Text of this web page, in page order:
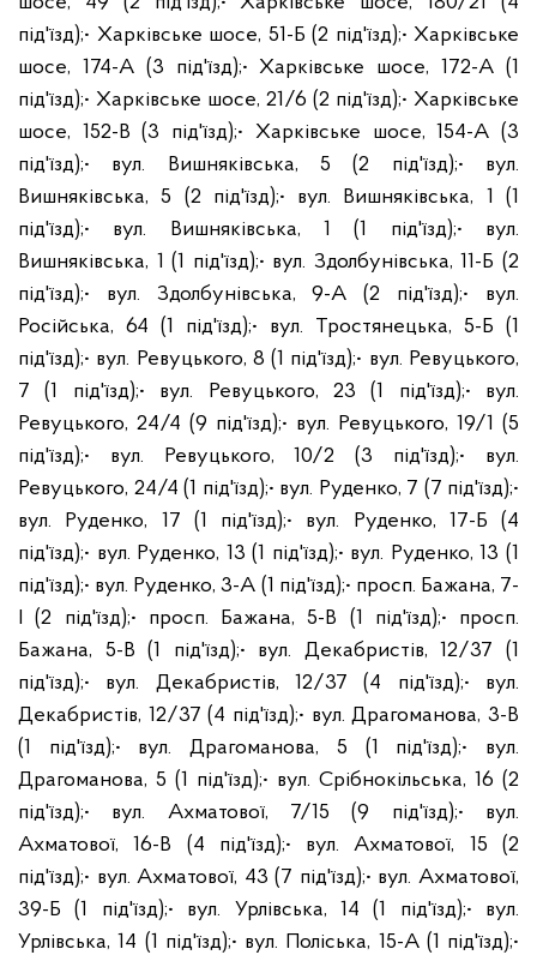
під'їзд);• Харківське шосе, 51-Б (2 під'їзд);• Харківське
шосе, 174-А (3 під'їзд);• Харківське шосе, 172-А (1
під'їзд);• Харківське шосе, 21/6 (2 під'їзд);• Харківське
шосе, 152-В (3 під'їзд);• Харківське шосе, 154-А (3
під'їзд);• вул. Вишняківська, 5 (2 під'їзд);• вул.
Вишняківська, 5 (2 під'їзд);• вул. Вишняківська, 1 (1
під'їзд);• вул. Вишняківська, 1 (1 під'їзд);• вул.
Вишняківська, 1 (1 під'їзд);• вул. Здолбунівська, 11-Б (2
під'їзд);• вул. Здолбунівська, 9-А (2 під'їзд);• вул.
Російська, 64 (1 під'їзд);• вул. Тростянецька, 5-Б (1
під'їзд);• вул. Ревуцького, 8 (1 під'їзд);• вул. Ревуцького,
7 (1 під'їзд);• вул. Ревуцького, 23 (1 під'їзд);• вул.
Ревуцького, 24/4 (9 під'їзд);• вул. Ревуцького, 19/1 (5
під'їзд);• вул. Ревуцького, 10/2 (3 під'їзд);• вул.
Ревуцького, 24/4 (1 під'їзд);• вул. Руденко, 7 (7 під'їзд);•
вул. Руденко, 17 (1 під'їзд);• вул. Руденко, 17-Б (4
під'їзд);• вул. Руденко, 13 (1 під'їзд);• вул. Руденко, 13 (1
під'їзд);• вул. Руденко, 3-А (1 під'їзд);• просп. Бажана, 7-
І (2 під'їзд);• просп. Бажана, 5-В (1 під'їзд);• просп.
Бажана, 5-В (1 під'їзд);• вул. Декабристів, 12/37 (1
під'їзд);• вул. Декабристів, 12/37 (4 під'їзд);• вул.
Декабристів, 12/37 (4 під'їзд);• вул. Драгоманова, 3-В
(1 під'їзд);• вул. Драгоманова, 5 (1 під'їзд);• вул.
Драгоманова, 5 (1 під'їзд);• вул. Срібнокільська, 16 (2
під'їзд);• вул. Ахматової, 7/15 (9 під'їзд);• вул.
Ахматової, 16-В (4 під'їзд);• вул. Ахматової, 15 (2
під'їзд);• вул. Ахматової, 43 (7 під'їзд);• вул. Ахматової,
39-Б (1 під'їзд);• вул. Урлівська, 14 (1 під'їзд);• вул.
Урлівська, 14 (1 під'їзд);• вул. Поліська, 15-А (1 під'їзд);•